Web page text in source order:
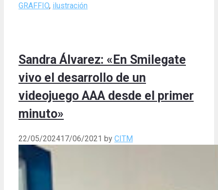
GRAFFIO, ilustración
Sandra Álvarez: «En Smilegate
vivo el desarrollo de un
videojuego AAA desde el primer
minuto»
22/05/202417/06/2021 by CITM